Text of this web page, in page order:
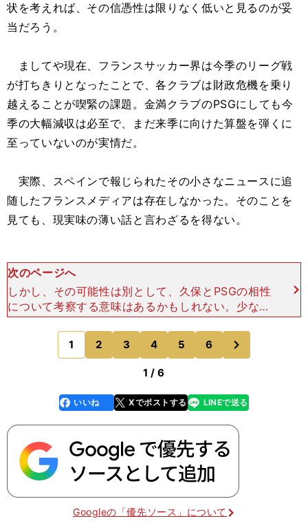
状を考えれば、その信憑性は限りなく低いと見るのが妥
当だろう。
ましてや現在、フランスサッカー界は今季のリーグ戦
が打ちきりとなったことで、各クラブは財政危機を乗り
越えることが喫緊の課題。金満クラブのPSGにしても今
季の大幅減収は必至で、まだ来季に向けた算盤を弾くに
至っていないのが実情だ。
実際、スペインで報じられたその小さなニュースに追
随したフランスメディアは存在しなかった。そのことを
見ても、現実味の薄い話と言わざるを得ない。
次のページへ
しかし、その可能性は別として、久保とPSGの相性
について考察する意味はあるかもしれない。少なく
とも「久保がパリSGに移籍したら......」というシ
ミュレーションは、今後の久保の進路を予測するう
えで、
1 2 3 4 5 6
のページへ
1 / 6
faceboo
k
いいね Xでポストする
line LINEで送る
Googleの「優先ソース」について